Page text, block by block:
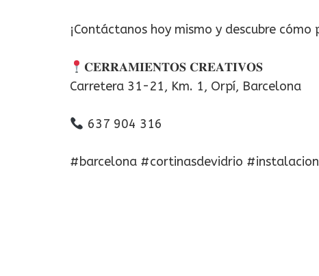
¡Contáctanos hoy mismo y descubre
𝐂𝐄𝐑𝐑𝐀𝐌𝐈𝐄𝐍𝐓𝐎𝐒 𝐂𝐑𝐄𝐀𝐓𝐈𝐕𝐎𝐒
Carretera 31-21, Km. 1, Orpí, Barcelona
637 904 316
#barcelona #cortinasdevidrio